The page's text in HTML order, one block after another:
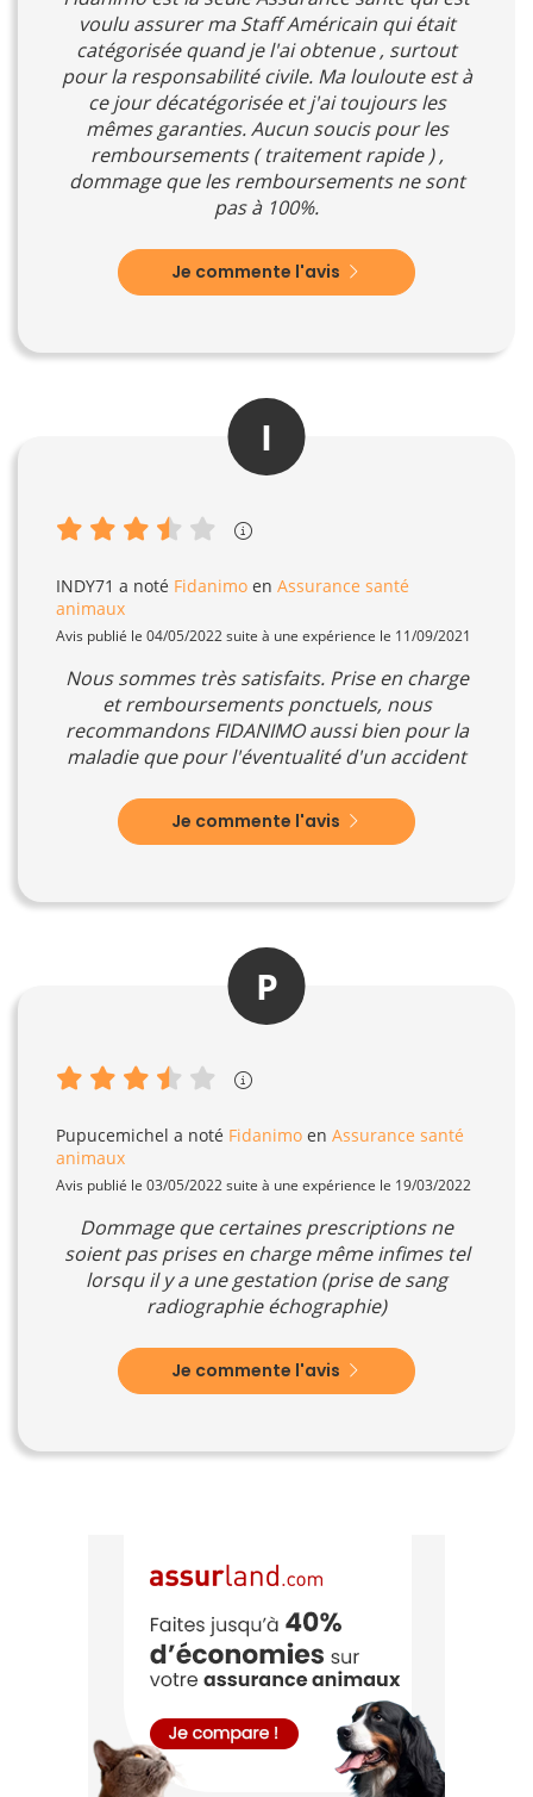
voulu assurer ma Staff Américain qui était
catégorisée quand je l'ai obtenue , surtout
pour la responsabilité civile. Ma louloute est à
ce jour décatégorisée et j'ai toujours les
mêmes garanties. Aucun soucis pour les
remboursements ( traitement rapide ) ,
dommage que les remboursements ne sont
pas à 100%.
Je commente l'avis
I
INDY71 a noté Fidanimo en Assurance santé
animaux
Avis publié le 04/05/2022 suite à une expérience le 11/09/2021
Nous sommes très satisfaits. Prise en charge
et remboursements ponctuels, nous
recommandons FIDANIMO aussi bien pour la
maladie que pour l'éventualité d'un accident
Je commente l'avis
P
Pupucemichel a noté Fidanimo en Assurance santé
animaux
Avis publié le 03/05/2022 suite à une expérience le 19/03/2022
Dommage que certaines prescriptions ne
soient pas prises en charge même infimes tel
lorsqu il y a une gestation (prise de sang
radiographie échographie)
Je commente l'avis